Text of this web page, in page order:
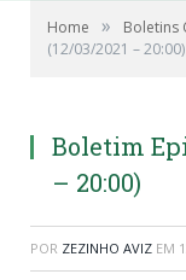
Home » Boletins
(12/03/2021 – 20:00)
Boletim
– 20:00)
POR ZEZINHO AVIZ EM